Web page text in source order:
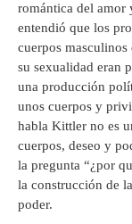
romántica del amor
entendió que los
cuerpos masculinos
su sexualidad eran
una producción
unos cuerpos y
habla Kittler no es
cuerpos, deseo y
la pregunta “¿por
la construcción de
poder.